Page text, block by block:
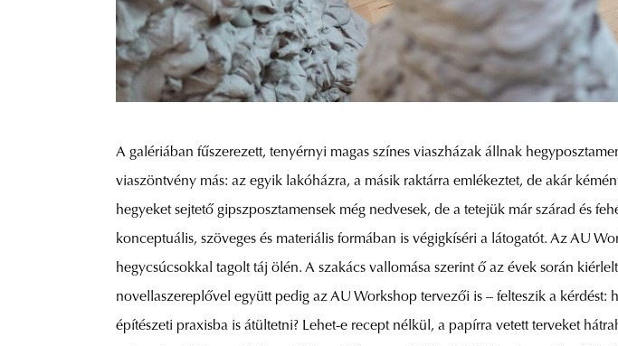
A galériában fűszerezett, tenyérnyi magas színes viaszházak állnak
viaszöntvény más: az egyik lakóházra, a másik raktárra emlékeztet, de akár
hegyeket sejtető gipszposztamensek még nedvesek, de a tetejük már szárad és
konceptuális, szöveges és materiális formában is végigkíséri a látogatót. Az AU
hegycsúcsokkal tagolt táj ölén. A szakács vallomása szerint ő az évek során
novellaszereplővel együtt pedig az AU Workshop tervezői is – felteszik a kérdést:
építészeti praxisba is átültetni? Lehet-e recept nélkül, a papírra vetett terveket